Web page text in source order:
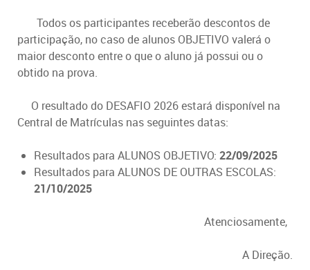
Todos os participantes receberão descontos de
participação, no caso de alunos OBJETIVO valerá o
maior desconto entre o que o aluno já possui ou o
obtido na prova.
O resultado do DESAFIO 2026 estará disponível na
Central de Matrículas nas seguintes datas:
Resultados para ALUNOS OBJETIVO: 22/09/2025
Resultados para ALUNOS DE OUTRAS ESCOLAS:
21/10/2025
Atenciosamente,
A Direção.